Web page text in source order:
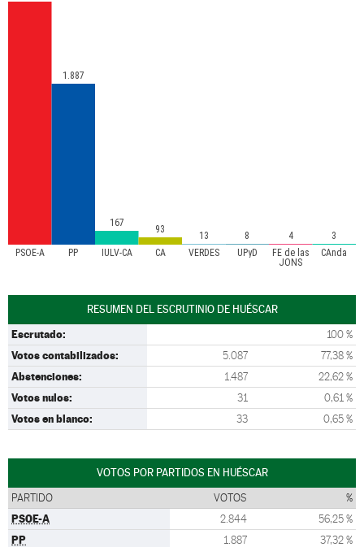
PSOE-A PP IULV-CA CA VERDES UPyD
FE de las
JONS
CAnda
1.887
167
93
13 8 4 3
RESUMEN DEL ESCRUTINIO DE HUÉSCAR
Escrutado: 100 %
Votos contabilizados: 5.087 77,38 %
Abstenciones: 1.487 22,62 %
Votos nulos: 31 0,61 %
Votos en blanco: 33 0,65 %
VOTOS POR PARTIDOS EN HUÉSCAR
PARTIDO VOTOS %
PSOE-A 2.844 56,25 %
PP 1.887 37,32 %